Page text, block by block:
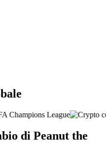
di Peanut the